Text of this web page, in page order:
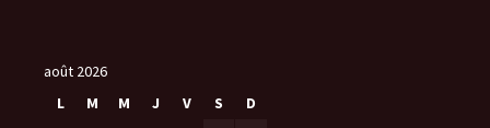
août 2026
L
M M J V S D